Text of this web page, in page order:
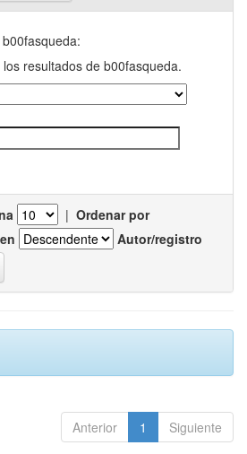
resultados de b00fasqueda.
| Ordenar por
Autor/registro
Anterior 1 Siguiente